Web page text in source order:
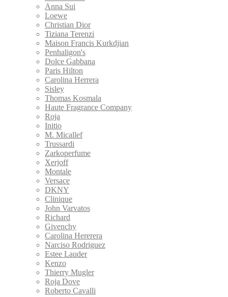
Anna Sui
Loewe
Christian Dior
Tiziana Terenzi
Maison Francis Kurkdjian
Penhaligon's
Dolce Gabbana
Paris Hilton
Carolina Herrera
Sisley
Thomas Kosmala
Haute Fragrance Company
Roja
Initio
M. Micallef
Trussardi
Zarkoperfume
Xerjoff
Montale
Versace
DKNY
Clinique
John Varvatos
Richard
Givenchy
Carolina Hererera
Narciso Rodriguez
Estee Lauder
Kenzo
Thierry Mugler
Roja Dove
Roberto Cavalli